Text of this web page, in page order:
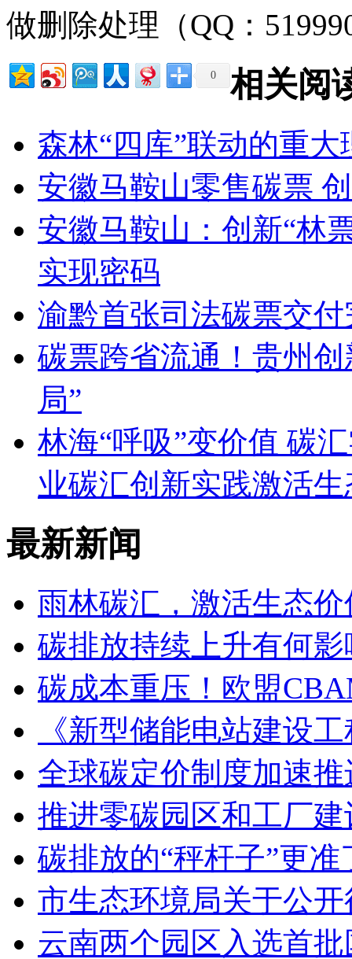
做删除处理（QQ：
0 相关阅
森林“四库”联动的重
安徽马鞍山零售碳票
安徽马鞍山：创新“林
实现密码
渝黔首张司法碳票交
碳票跨省流通！贵州
局”
林海“呼吸”变价值 碳
业碳汇创新实践激活
最新新闻
雨林碳汇，激活生态
碳排放持续上升有何
碳成本重压！欧盟
《新型储能电站建设
全球碳定价制度加速
推进零碳园区和工厂
碳排放的“秤杆子”更
市生态环境局关于公
云南两个园区入选首